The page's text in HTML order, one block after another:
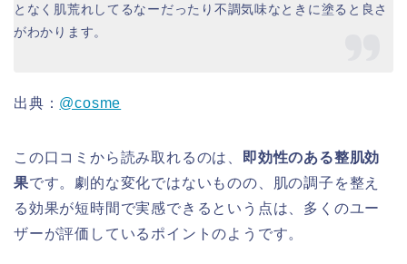
となく肌荒れしてるなーだったり不調気味なときに塗ると良さ
がわかります。
出典： @cosme
この口コミから読み取れるのは、
即効性のある整肌効
果です。劇的な変化ではないものの、肌の調子を整え
る効果が短時間で実感できるという点は、多くのユー
ザーが評価しているポイントのようです。